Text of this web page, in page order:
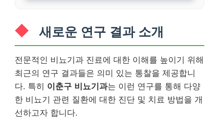
새로운 연구 결과 소개
전문적인 비뇨기과 진료에 대한 이해를 높이기 위해
최근의 연구 결과들은 의미 있는 통찰을 제공합니
다. 특히 이춘구 비뇨기과는 이런 연구를 통해 다양
한 비뇨기 관련 질환에 대한 진단 및 치료 방법을 개
선하고자 합니다.